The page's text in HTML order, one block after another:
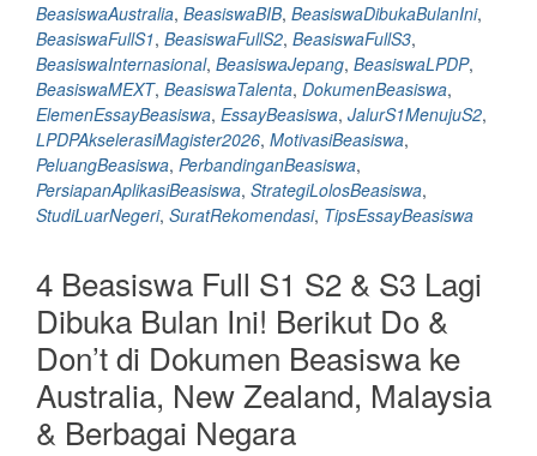
Vs.
BeasiswaAustralia, BeasiswaBIB, BeasiswaDibukaBulanIni,
BeasiswaFullS1, BeasiswaFullS2, BeasiswaFullS3,
BeasiswaInternasional, BeasiswaJepang, BeasiswaLPDP,
BeasiswaMEXT, BeasiswaTalenta, DokumenBeasiswa,
ElemenEssayBeasiswa, EssayBeasiswa, JalurS1MenujuS2,
LPDPAkselerasiMagister2026, MotivasiBeasiswa,
PeluangBeasiswa, PerbandinganBeasiswa,
PersiapanAplikasiBeasiswa, StrategiLolosBeasiswa,
StudiLuarNegeri, SuratRekomendasi, TipsEssayBeasiswa
4 Beasiswa Full S1 S2 & S3 Lagi
Dibuka Bulan Ini! Berikut Do &
Don’t di Dokumen Beasiswa ke
Australia, New Zealand, Malaysia
& Berbagai Negara